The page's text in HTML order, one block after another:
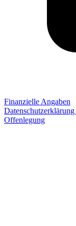
Finanzielle Angaben
Datenschutzerklärung
Offenlegung